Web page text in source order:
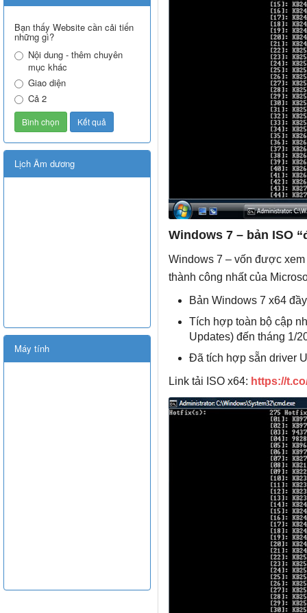
Windows 7 – bản ISO
Windows 7 – vốn được
thành công nhất của
Bản Windows 7 x64
Tích hợp toàn bộ cập
Updates) đến tháng 1/
Đã tích hợp sẵn driver
Link tải ISO x64: https://
Bạn thấy Website cần cải tiến
những gì?
Nội dung - thêm chuyên
mục khác
Giao diện
Cả 2
Lịch Âm dương
Máy tính